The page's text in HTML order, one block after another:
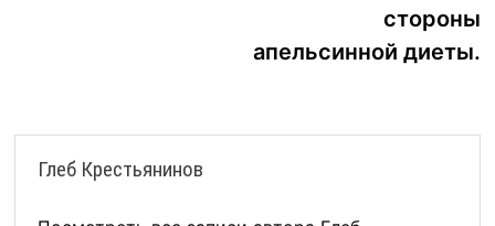
стороны
апельсинной диеты.
Глеб Крестьянинов